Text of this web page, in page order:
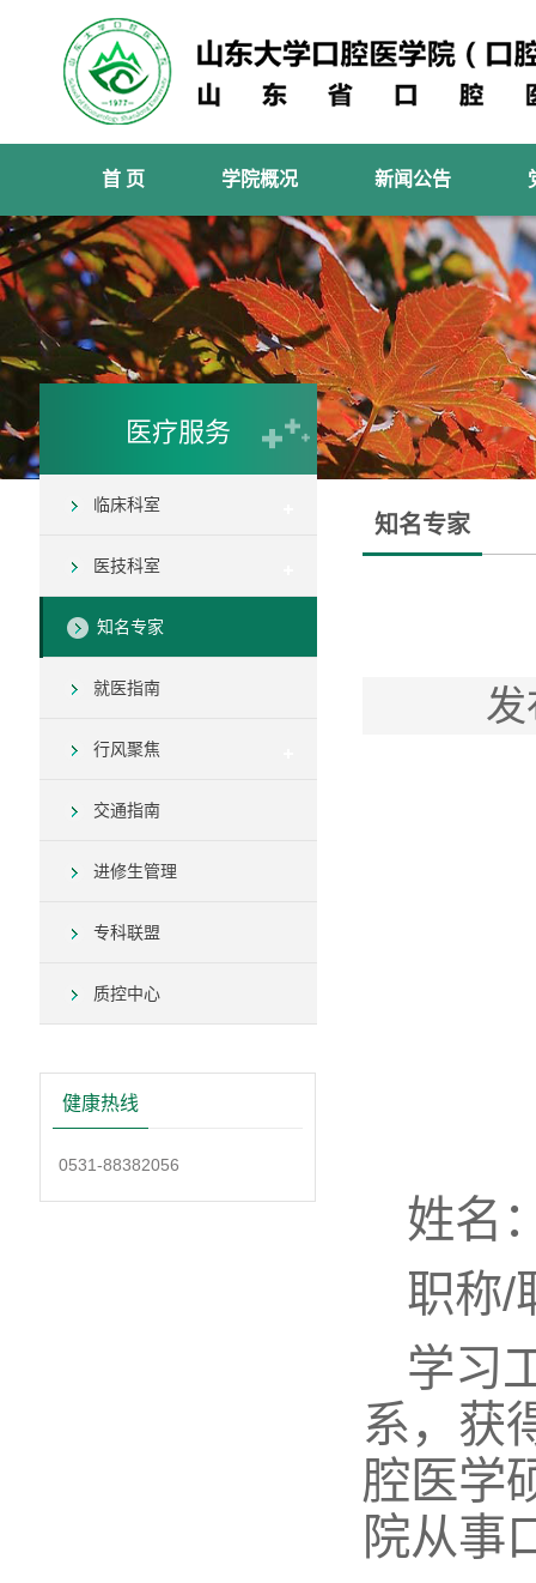
首 页 学院概况 新闻公告
医疗服务
临床科室
医技科室
知名专家
就医指南
行风聚焦
交通指南
进修生管理
专科联盟
质控中心
健康热线
0531-88382056
知名专家
姓名
职称/
学习
系，获
腔医学
院从事